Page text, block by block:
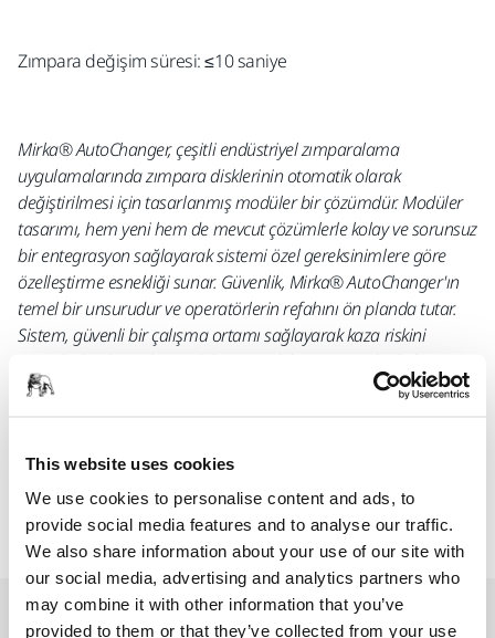
This website uses cookies
We use cookies to personalise content and ads, to
provide social media features and to analyse our traffic.
We also share information about your use of our site with
our social media, advertising and analytics partners who
may combine it with other information that you’ve
provided to them or that they’ve collected from your use
Zımpara değişim süresi: ≤10 saniye
Mirka® AutoChanger, çeşitli endüstriyel zımparalama
uygulamalarında zımpara disklerinin otomatik olarak
değiştirilmesi için tasarlanmış modüler bir çözümdür. Modüler
tasarımı, hem yeni hem de mevcut çözümlerle kolay ve sorunsuz
bir entegrasyon sağlayarak sistemi özel gereksinimlere göre
özelleştirme esnekliği sunar. Güvenlik, Mirka® AutoChanger'ın
temel bir unsurudur ve operatörlerin refahını ön planda tutar.
Sistem, güvenli bir çalışma ortamı sağlayarak kaza riskini
bulunur. İşlevsellik açısından Mirka® AutoChanger,
optimize etmeye, üretkenliği artırmaya ve hassasiyeti
geliştirmeye yöneliktir.
İlgili ürünler